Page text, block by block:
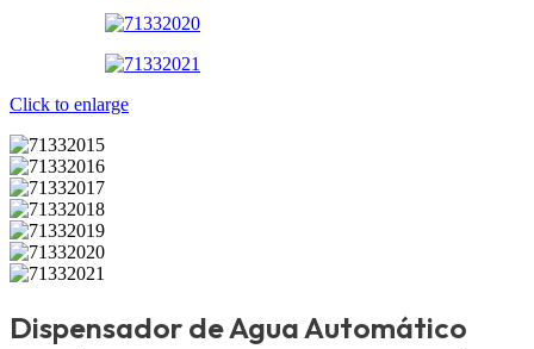
Click to enlarge
Dispensador de Agua Automático